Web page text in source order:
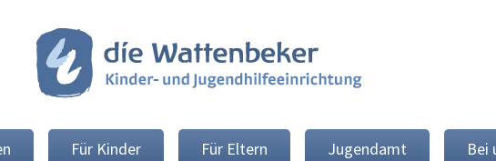
Für Kinder Für Eltern Jugendamt Bei